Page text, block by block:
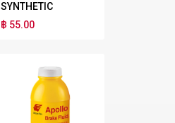
SYNTHETIC
฿ 55.00